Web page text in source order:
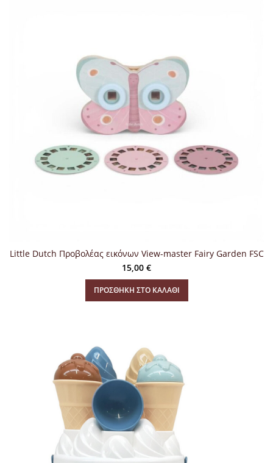
Little Dutch Προβολέας εικόνων View-master Fairy Garden FSC
15,00 €
ΠΡΟΣΘΉΚΗ ΣΤΟ ΚΑΛΆΘΙ